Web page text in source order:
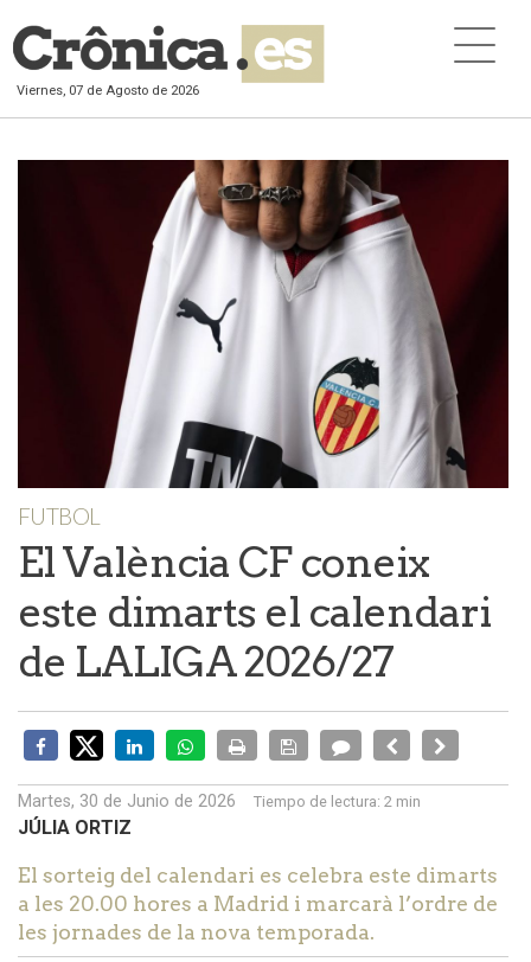
Viernes, 07 de Agosto de 2026
FUTBOL
El València CF coneix
este dimarts el calendari
de LALIGA 2026/27
Martes, 30 de Junio de 2026 Tiempo de lectura: 2 min
JÚLIA ORTIZ
El sorteig del calendari es celebra este dimarts
a les 20.00 hores a Madrid i marcarà l’ordre de
les jornades de la nova temporada.